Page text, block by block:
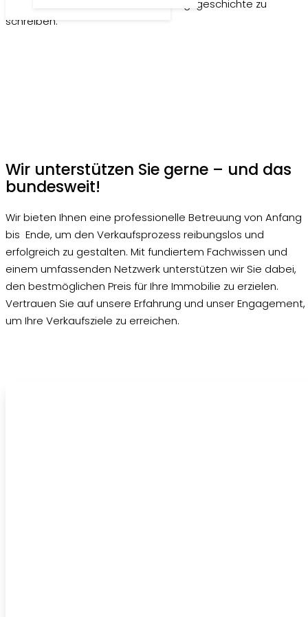
zusammenzuarbeiten und Ihre Erfolgsgeschichte zu
schreiben.
Wir unterstützen Sie gerne – und das
bundesweit!
Wir bieten Ihnen eine professionelle Betreuung von Anfang
bis Ende, um den Verkaufsprozess reibungslos und
erfolgreich zu gestalten. Mit fundiertem Fachwissen und
einem umfassenden Netzwerk unterstützen wir Sie dabei,
den bestmöglichen Preis für Ihre Immobilie zu erzielen.
Vertrauen Sie auf unsere Erfahrung und unser Engagement,
um Ihre Verkaufsziele zu erreichen.